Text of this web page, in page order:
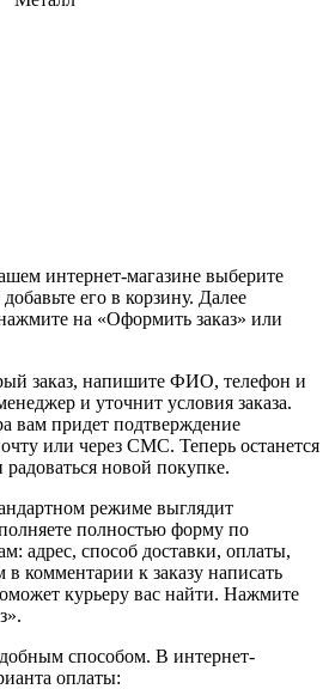
интернет-магазине выберите
его в корзину. Далее
на «Оформить заказ» или
заказ, напишите ФИО, телефон и
и уточнит условия заказа.
вам придет подтверждение
или через СМС. Теперь останется
радоваться новой покупке.
режиме выглядит
полностью форму по
адрес, способ доставки, оплаты,
комментарии к заказу написать
курьеру вас найти. Нажмите
способом. В интернет-
оплаты: